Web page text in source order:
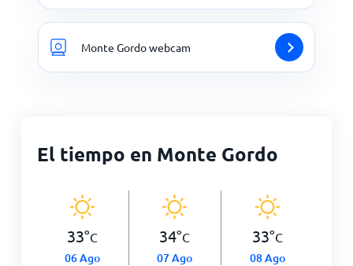
Monte Gordo webcam
El tiempo en Monte Gordo
33°C
06 Ago
34°C
07 Ago
33°C
08 Ago